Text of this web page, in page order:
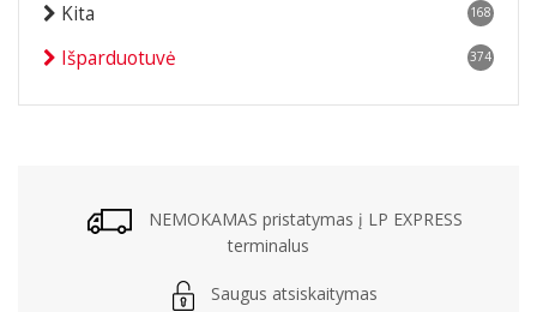
Kita 168
Išparduotuvė 374
NEMOKAMAS pristatymas į LP EXPRESS
terminalus
Saugus atsiskaitymas